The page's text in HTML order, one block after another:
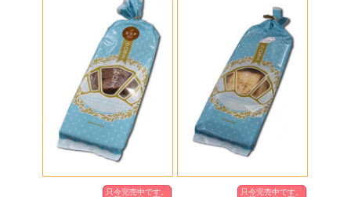
只今完売中です。
只今完売中です。